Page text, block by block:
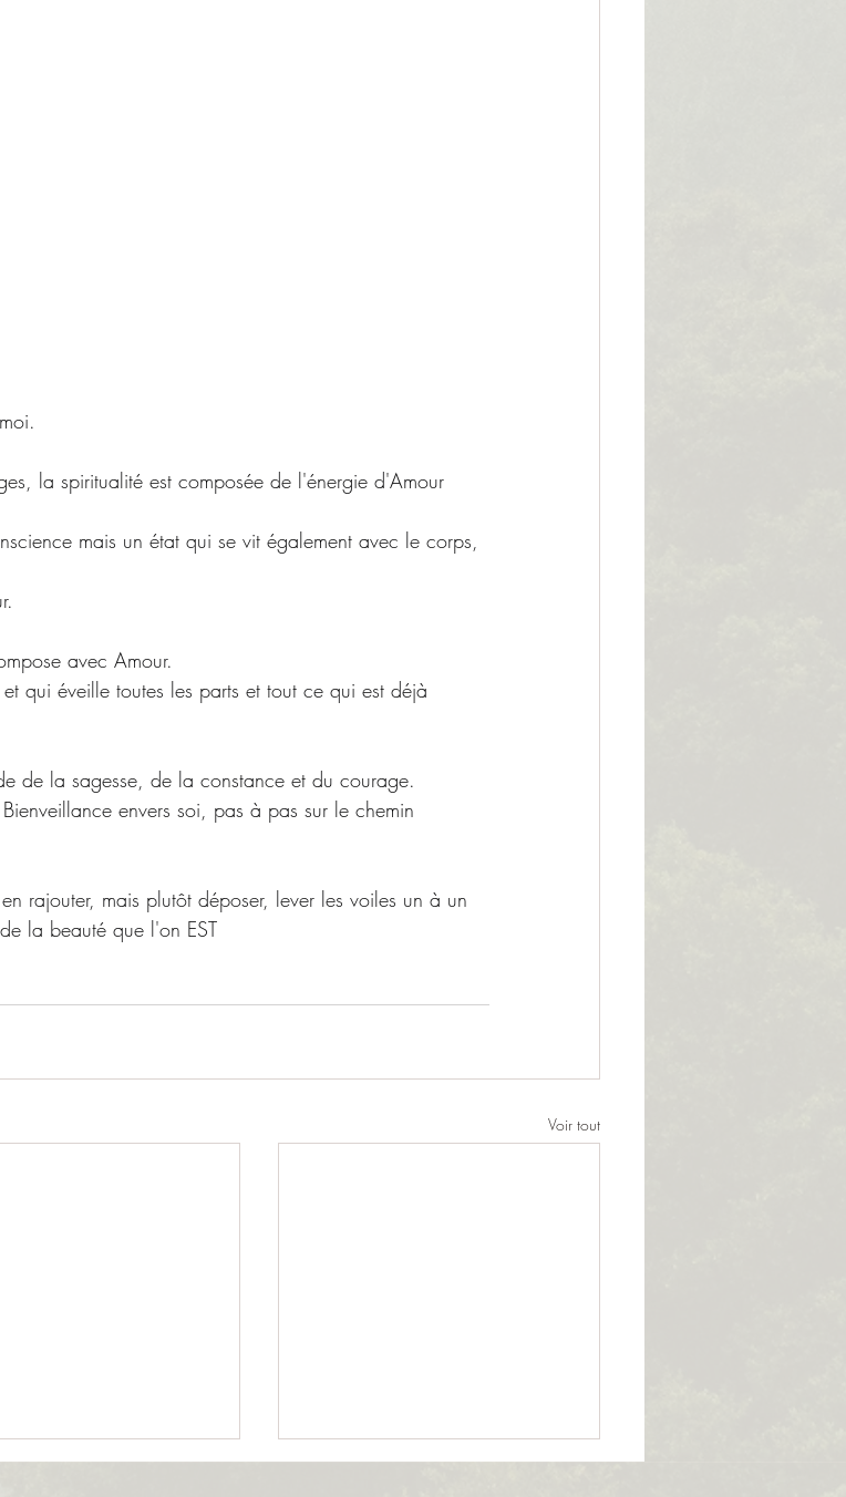
la spiritualité est composée de l'énergie d'Amour
mais un état qui se vit également avec le corps,
avec Amour.
qui éveille toutes les parts et tout ce qui est déjà
de la sagesse, de la constance et du courage.
envers soi, pas à pas sur le chemin
rajouter, mais plutôt déposer, lever les voiles un à un
la beauté que l'on EST
Voir tout